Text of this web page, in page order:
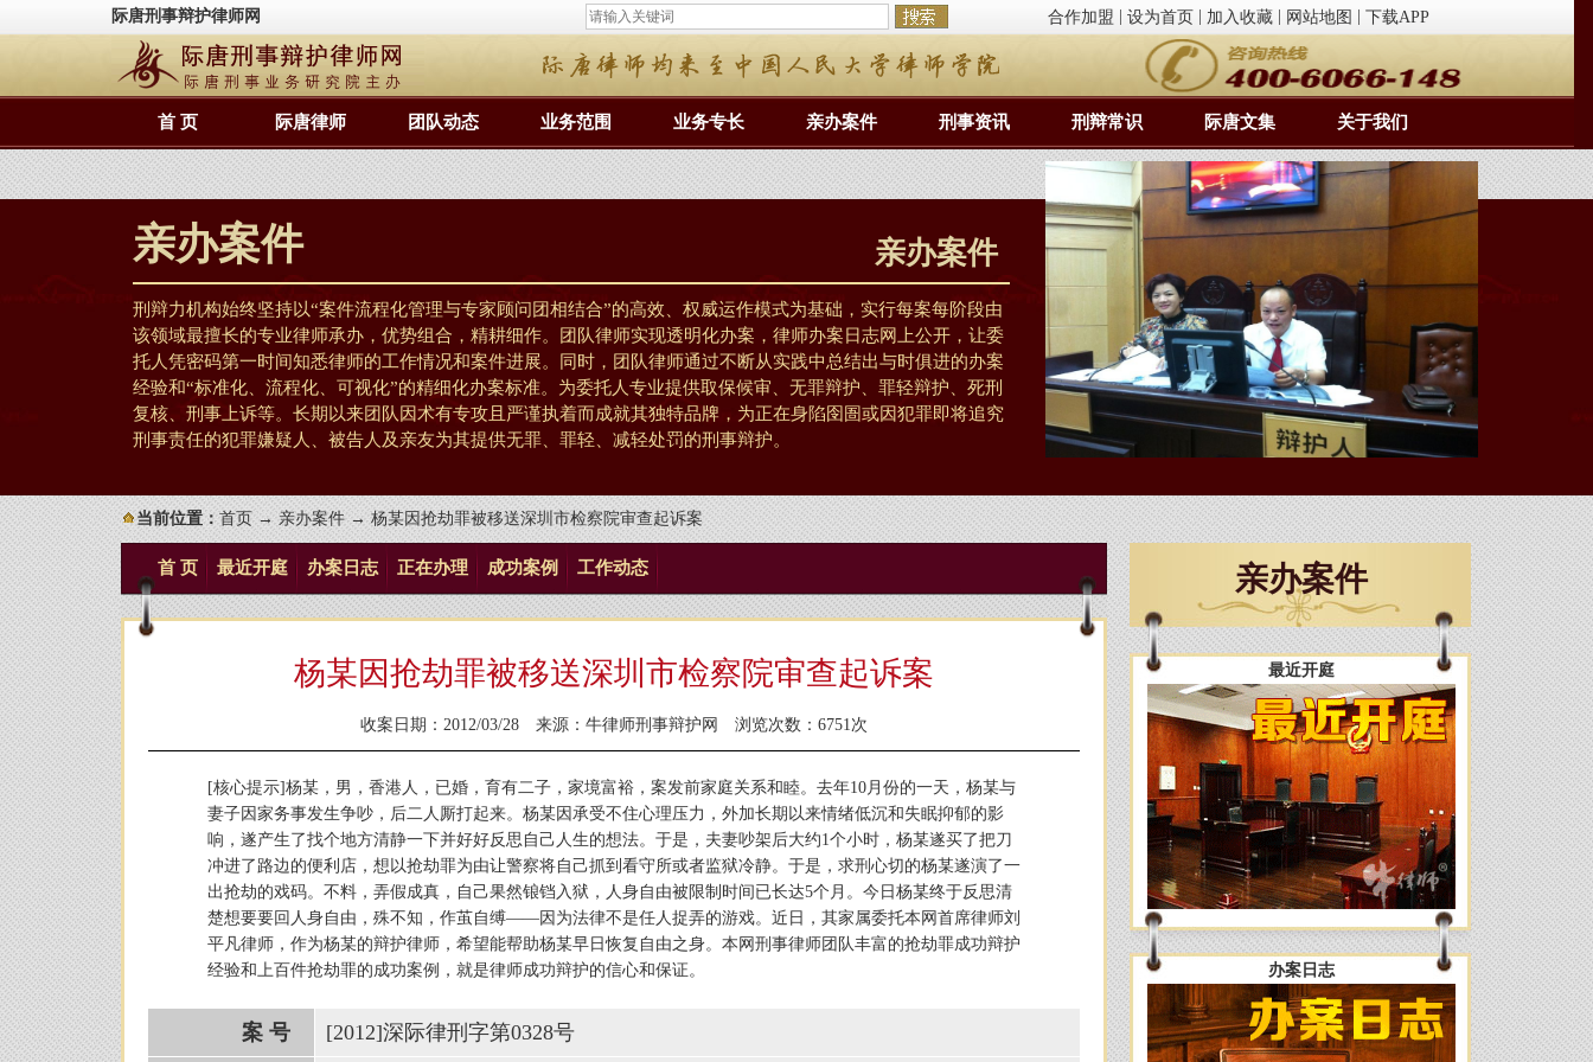
际唐刑事辩护律师网 合作加盟 设为首页 加入收藏 网站地图 下载APP
首 页 际唐律师 团队动态 业务范围 业务专长 亲办案件 刑事资讯 刑辩常识 际唐文集 关于我们
亲办案件 亲办案件
刑辩力机构始终坚持以“案件流程化管理与专家顾问团相结合”的高效、权威运作模式为基础，实行每案每阶段由
该领域最擅长的专业律师承办，优势组合，精耕细作。团队律师实现透明化办案，律师办案日志网上公开，让委
托人凭密码第一时间知悉律师的工作情况和案件进展。同时，团队律师通过不断从实践中总结出与时俱进的办案
经验和“标准化、流程化、可视化”的精细化办案标准。为委托人专业提供取保候审、无罪辩护、罪轻辩护、死刑
复核、刑事上诉等。长期以来团队因术有专攻且严谨执着而成就其独特品牌，为正在身陷囹圄或因犯罪即将追究
刑事责任的犯罪嫌疑人、被告人及亲友为其提供无罪、罪轻、减轻处罚的刑事辩护。
当前位置：首页→亲办案件→ 杨某因抢劫罪被移送深圳市检察院审查起诉案
首 页 最近开庭 办案日志 正在办理 成功案例 工作动态
杨某因抢劫罪被移送深圳市检察院审查起诉案
收案日期：2012/03/28 来源： 牛律师刑事辩护网 浏览次数：6751次
[核心提示]杨某，男，香港人，已婚，育有二子，家境富裕，案发前家庭关系和睦。去年10月份的一天，杨某与
妻子因家务事发生争吵，后二人厮打起来。杨某因承受不住心理压力，外加长期以来情绪低沉和失眠抑郁的影
响，遂产生了找个地方清静一下并好好反思自己人生的想法。于是，夫妻吵架后大约1个小时，杨某遂买了把刀
冲进了路边的便利店，想以抢劫罪为由让警察将自己抓到看守所或者监狱冷静。于是，求刑心切的杨某遂演了一
出抢劫的戏码。不料，弄假成真，自己果然锒铛入狱，人身自由被限制时间已长达5个月。今日杨某终于反思清
楚想要要回人身自由，殊不知，作茧自缚——因为法律不是任人捉弄的游戏。近日，其家属委托本网首席律师刘
平凡律师，作为杨某的辩护律师，希望能帮助杨某早日恢复自由之身。本网刑事律师团队丰富的抢劫罪成功辩护
经验和上百件抢劫罪的成功案例，就是律师成功辩护的信心和保证。
案 号 [2012]深际律刑字第0328号
亲办案件
最近开庭
办案日志